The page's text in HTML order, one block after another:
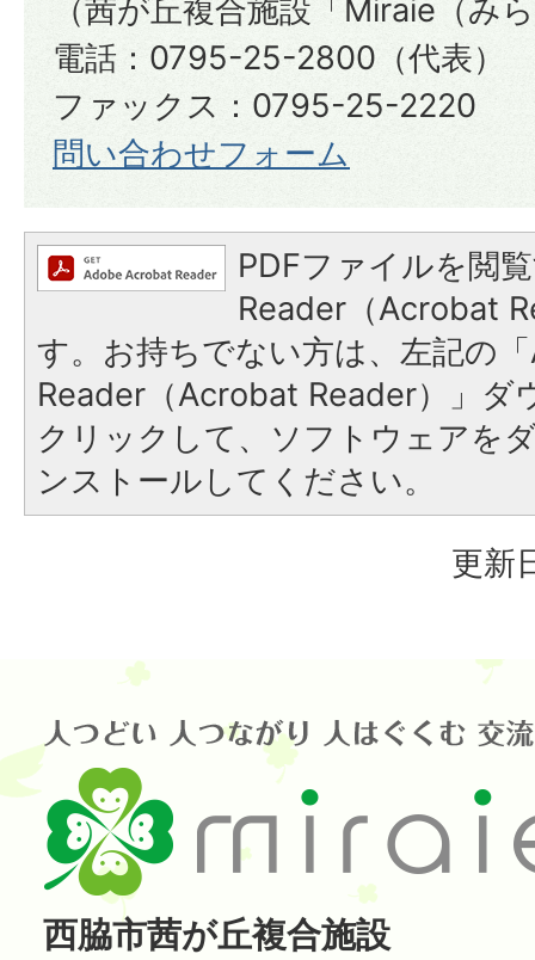
（茜が丘複合施設「Miraie（み
電話：0795-25-2800（代表）
​​​​​​​ファックス：0795-25-2220​​​​​​​
問い合わせフォーム
PDFファイルを閲
Reader（Acrobat
す。お持ちでない方は、左記の
Reader（Acrobat Reader）」ダ
クリックして、ソフトウェアを
ンストールしてください。
更新
西脇市茜が丘複合施設